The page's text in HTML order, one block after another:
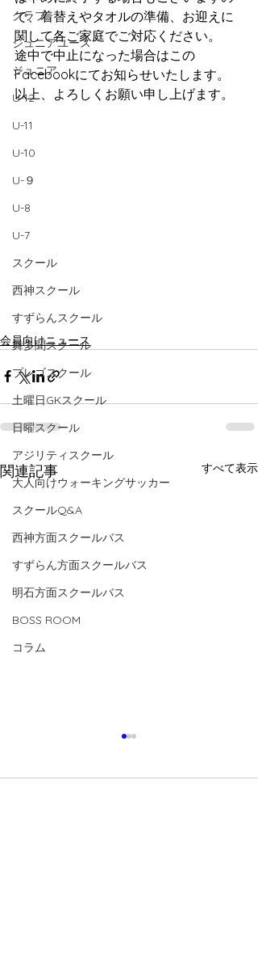
クラブ
ジュニアユース
ジュニア
U-12
U-11
U-10
U-９
U-8
U-7
スクール
西神スクール
すずらんスクール
舞多聞スクール
プレゴスクール
土曜日GKスクール
日曜スクール
アジリティスクール
大人向けウォーキングサッカー
スクールQ&A
西神方面スクールバス
すずらん方面スクールバス
明石方面スクールバス
BOSS ROOM
コラム
で、着替えやタオルの準備、お迎えに
関して各ご家庭でご対応ください。
途中で中止になった場合はこの
Facebookにてお知らせいたします。
以上、よろしくお願い申し上げます。
会員向けニュース
関連記事 すべて表示